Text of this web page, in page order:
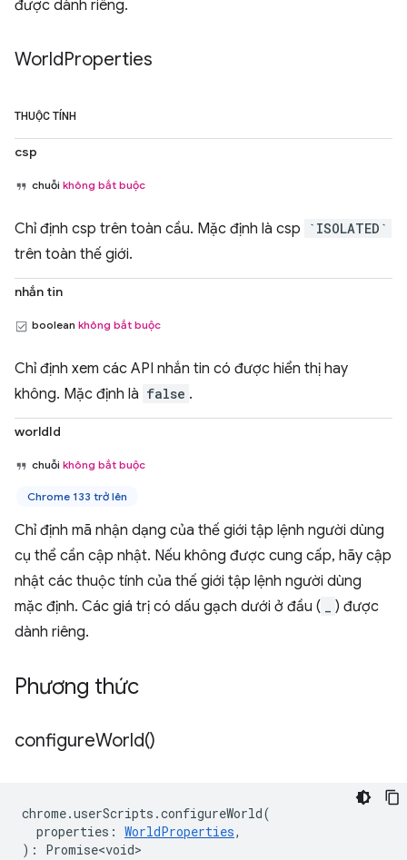
được dành riêng.
WorldProperties
THUỘC TÍNH
csp
chuỗi không bắt buộc
Chỉ định csp trên toàn cầu. Mặc định là csp `ISOLATED`
trên toàn thế giới.
nhắn tin
boolean không bắt buộc
Chỉ định xem các API nhắn tin có được hiển thị hay
không. Mặc định là false .
worldId
chuỗi không bắt buộc
Chrome 133 trở lên
Chỉ định mã nhận dạng của thế giới tập lệnh người dùng
cụ thể cần cập nhật. Nếu không được cung cấp, hãy cập
nhật các thuộc tính của thế giới tập lệnh người dùng
mặc định. Các giá trị có dấu gạch dưới ở đầu (
) được
dành riêng.
Phương thức
configureWorld()
chrome.userScripts .configureWorld(
properties : WorldProperties,
) : Promise<void>